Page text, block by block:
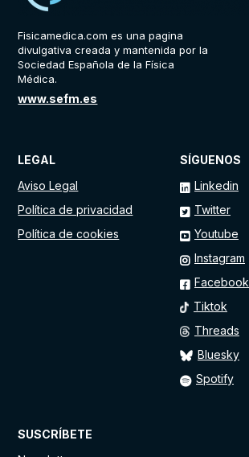
Fisicamedica.com es una pagina
divulgativa creada y mantenida por la
Sociedad Española de la Física
Médica.
www.sefm.es
SUSCRÍBETE
SÍGUENOS
Linkedin
Twitter
Youtube
Instagram
Facebook
Tiktok
Threads
Bluesky
Spotify
LEGAL
Aviso Legal
Política de privacidad
Política de cookies